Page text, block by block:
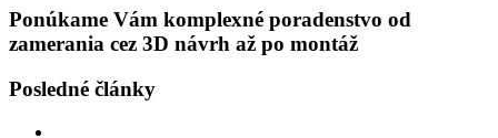
Ponúkame Vám komplexné poradenstvo od
zamerania cez 3D návrh až po montáž
Posledné články